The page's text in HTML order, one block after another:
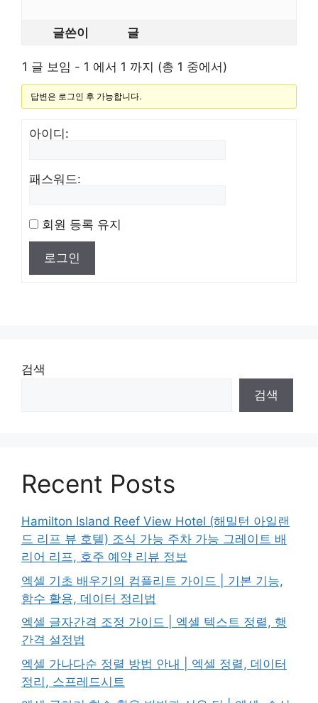
글쓴이 글
1 글 보임 - 1 에서 1 까지 (총 1 중에서)
답변은 로그인 후 가능합니다.
아이디:
패스워드:
회원 등록 유지
로그인
검색
검색
Recent Posts
Hamilton Island Reef View Hotel (해밀턴 아일랜
드 리프 뷰 호텔) 조식 가능 주차 가능 그레이트 배
리어 리프, 호주 예약 리뷰 정보
엑셀 기초 배우기의 컴플리트 가이드 | 기본 기능,
함수 활용, 데이터 정리법
엑셀 글자간격 조정 가이드 | 엑셀 텍스트 정렬, 행
간격 설정법
엑셀 가나다순 정렬 방법 안내 | 엑셀 정렬, 데이터
정리, 스프레드시트